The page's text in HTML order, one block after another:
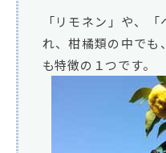
「リモネン」や、
れ、柑橘類の中でも
も特徴の１つです。